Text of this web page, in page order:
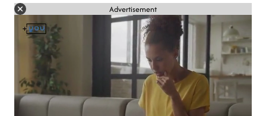
Advertisement